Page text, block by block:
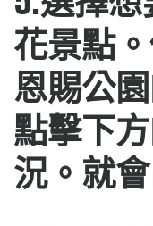
花景點
恩賜公
點擊下
況。就